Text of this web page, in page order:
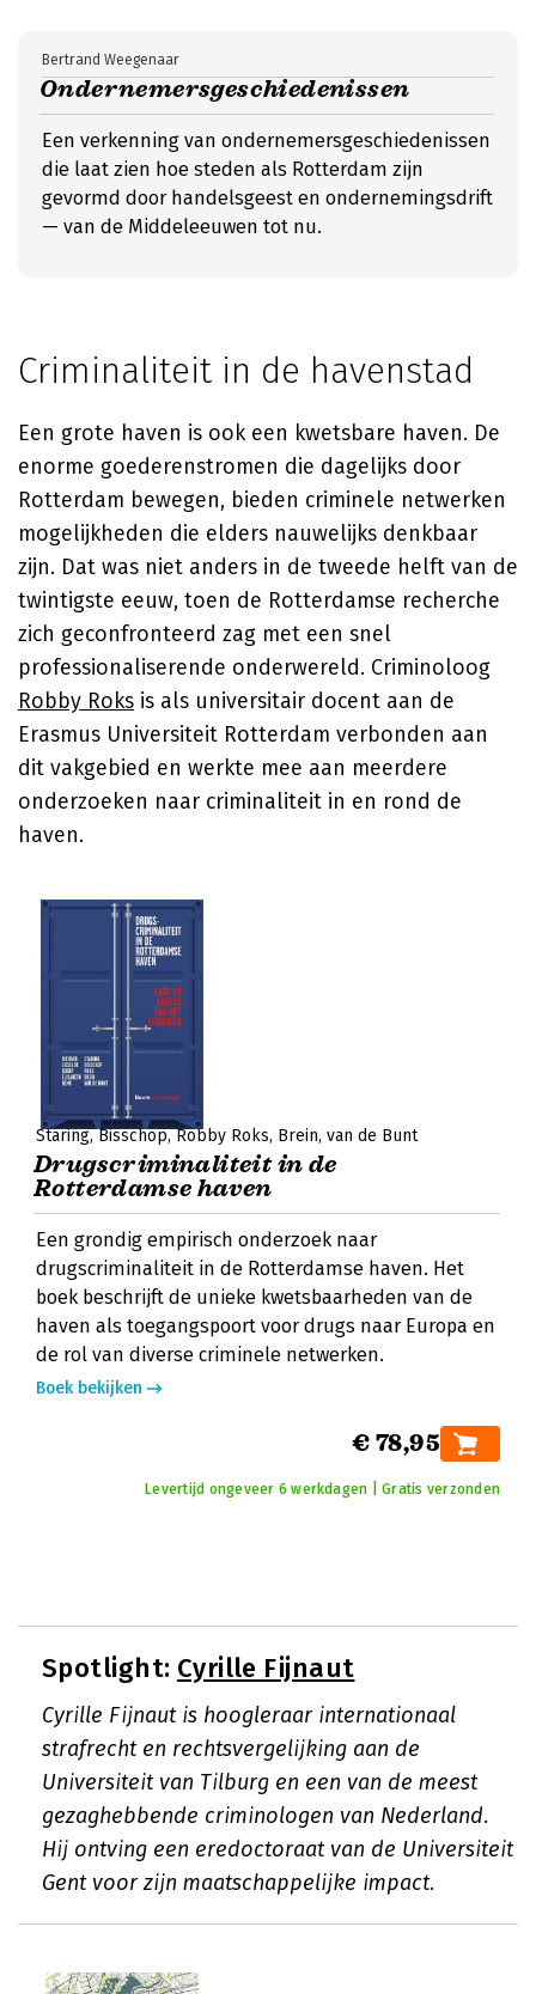
Ondernemersgeschiedenissen
Bertrand Weegenaar
Een verkenning van ondernemersgeschiedenissen
die laat zien hoe steden als Rotterdam zijn
gevormd door handelsgeest en ondernemingsdrift
— van de Middeleeuwen tot nu.
Criminaliteit in de havenstad
Een grote haven is ook een kwetsbare haven. De
enorme goederenstromen die dagelijks door
Rotterdam bewegen, bieden criminele netwerken
mogelijkheden die elders nauwelijks denkbaar
zijn. Dat was niet anders in de tweede helft van de
twintigste eeuw, toen de Rotterdamse recherche
zich geconfronteerd zag met een snel
professionaliserende onderwereld. Criminoloog
Robby Roks is als universitair docent aan de
Erasmus Universiteit Rotterdam verbonden aan
dit vakgebied en werkte mee aan meerdere
onderzoeken naar criminaliteit in en rond de
haven.
Staring Bisschop Robby Roks Brein van de Bunt
Drugscriminaliteit in de
Rotterdamse haven
Een grondig empirisch onderzoek naar
drugscriminaliteit in de Rotterdamse haven. Het
boek beschrijft de unieke kwetsbaarheden van de
haven als toegangspoort voor drugs naar Europa en
de rol van diverse criminele netwerken.
Boek bekijken
€ 78,95
Levertijd ongeveer 6 werkdagen | Gratis verzonden
Spotlight: Cyrille Fijnaut
Cyrille Fijnaut is hoogleraar internationaal
strafrecht en rechtsvergelijking aan de
Universiteit van Tilburg en een van de meest
gezaghebbende criminologen van Nederland.
Hij ontving een eredoctoraat van de Universiteit
Gent voor zijn maatschappelijke impact.